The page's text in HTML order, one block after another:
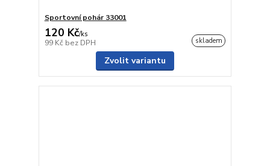
Sportovní pohár 33001
120 Kč/ks
99 Kč bez DPH skladem
Zvolit variantu